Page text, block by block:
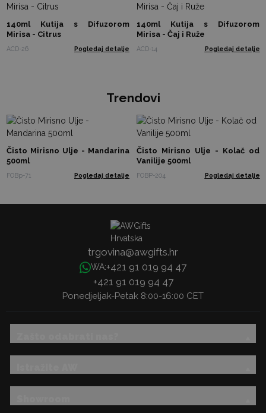
140ml Kutija s Difuzorom
Mirisa - Citrus
ACD-26 Pogledaj detalje
140ml Kutija s Difuzorom
Mirisa - Čaj i Ruže
ACD-14 Pogledaj detalje
Trendovi
Čisto Mirisno Ulje - Mandarina
500ml
FOBp-71 Pogledaj detalje
Čisto Mirisno Ulje - Kolač od
Vanilije 500ml
FOBP-204 Pogledaj detalje
trgovina@awgifts.hr
WA:+421 91 019 94 47
+421 91 019 94 47
Ponedjeljak-Petak 8:00-16:00 CET